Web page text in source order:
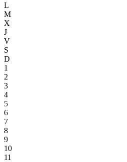
L
M
X
J
V
S
D
1
2
3
4
5
6
7
8
9
10
11